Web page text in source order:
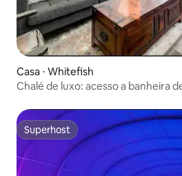
Casa ⋅ Whitefish
Chalé de luxo: acesso a banheira
Superhost
Superhost